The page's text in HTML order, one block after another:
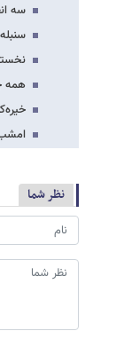
سه
همه
نظر شما